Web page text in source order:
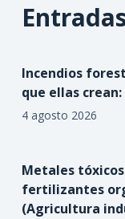
Incendios
que ellas
4 agosto 2026
Metales
fertilizantes
(Agricultura